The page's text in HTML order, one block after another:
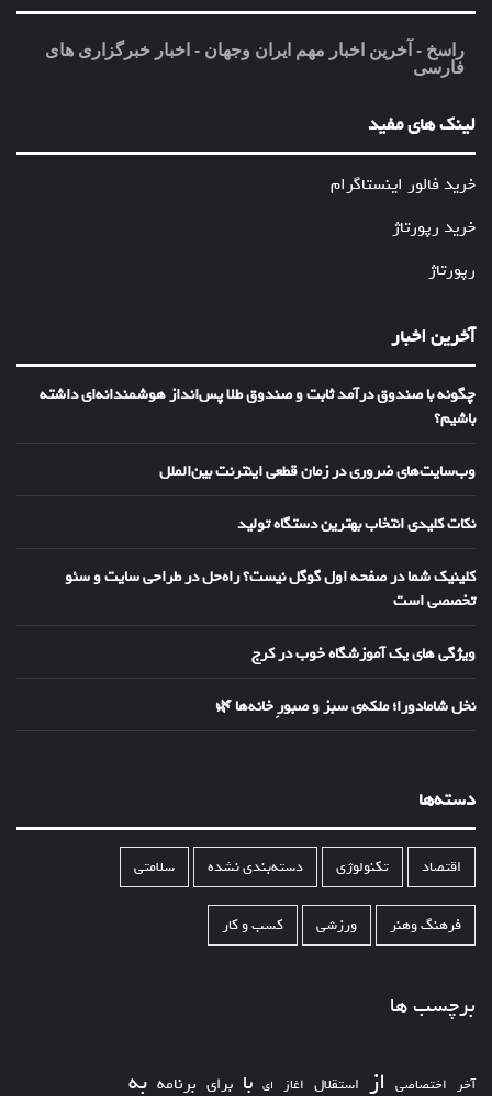
راسخ - آخرین اخبار مهم ایران وجهان - اخبار خبرگزاری های
فارسی
لینک های مفید
خرید فالور اینستاگرام
خرید رپورتاژ
رپورتاژ
آخرین اخبار
چگونه با صندوق درآمد ثابت و صندوق طلا پس‌انداز هوشمندانه‌ای داشته
باشیم؟
وب‌سایت‌های ضروری در زمان قطعی اینترنت بین‌الملل
نکات کلیدی انتخاب بهترین دستگاه تولید
کلینیک شما در صفحه اول گوگل نیست؟ راه‌حل در طراحی سایت و سئو
تخصصی است
ویژگی های یک آموزشگاه خوب در کرج
نخل شامادورا؛ ملکه‌ی سبز و صبورِ خانه‌ها 🌿
دسته‌ها
اقتصاد تکنولوژی دسته‌بندی نشده سلامتی
فرهنگ وهنر ورزشی کسب و کار
برچسب ها
آخر اختصاصی از استقلال اغاز ای با برای برنامه به